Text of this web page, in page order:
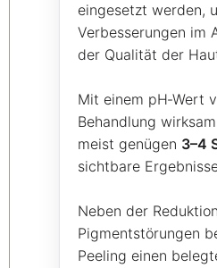
eingesetzt werden,
Verbesserungen im
der Qualität der
Mit einem pH‑Wert
Behandlung
meist genügen 3–4
sichtbare
Neben der
Pigmentstörungen
Peeling einen